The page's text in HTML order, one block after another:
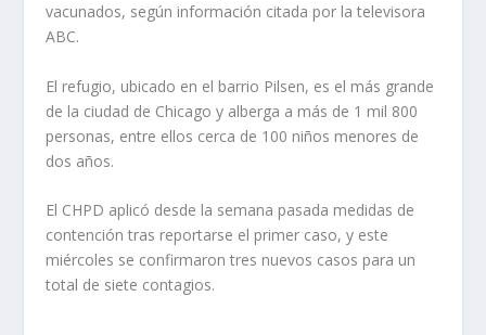
vacunados, según información citada por la televisora
ABC.
El refugio, ubicado en el barrio Pilsen, es el más grande
de la ciudad de Chicago y alberga a más de 1 mil 800
personas, entre ellos cerca de 100 niños menores de
dos años.
El CHPD aplicó desde la semana pasada medidas de
contención tras reportarse el primer caso, y este
miércoles se confirmaron tres nuevos casos para un
total de siete contagios.